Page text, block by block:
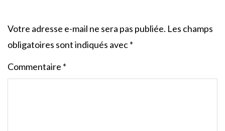
Votre adresse e-mail ne sera pas publiée. Les champs
obligatoires sont indiqués avec*
Commentaire *